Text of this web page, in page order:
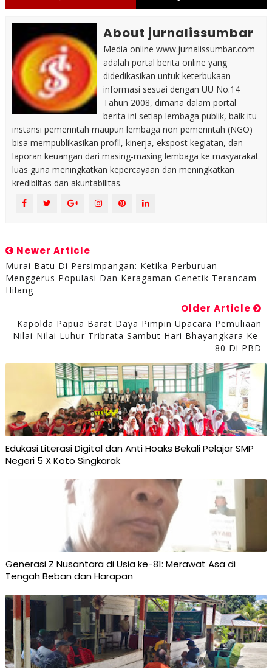
About jurnalissumbar
Media online www.jurnalissumbar.com
adalah portal berita online yang
didedikasikan untuk keterbukaan
informasi sesuai dengan UU No.14
Tahun 2008, dimana dalam portal
berita ini setiap lembaga publik, baik itu
instansi pemerintah maupun lembaga non pemerintah (NGO)
bisa mempublikasikan profil, kinerja, ekspost kegiatan, dan
laporan keuangan dari masing-masing lembaga ke masyarakat
luas guna meningkatkan kepercayaan dan meningkatkan
kredibiltas dan akuntabilitas.
Newer Article
Murai Batu Di Persimpangan: Ketika Perburuan
Menggerus Populasi Dan Keragaman Genetik Terancam
Hilang
Older Article
Kapolda Papua Barat Daya Pimpin Upacara Pemuliaan
Nilai-Nilai Luhur Tribrata Sambut Hari Bhayangkara Ke-
80 Di PBD
Edukasi Literasi Digital dan Anti Hoaks Bekali Pelajar SMP
Negeri 5 X Koto Singkarak
Generasi Z Nusantara di Usia ke-81: Merawat Asa di
Tengah Beban dan Harapan